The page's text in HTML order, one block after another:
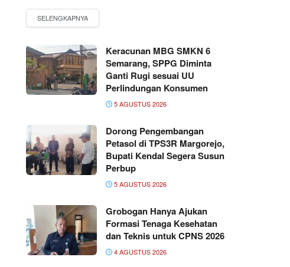
Keracunan MBG SMKN 6
Semarang, SPPG Diminta
Ganti Rugi sesuai UU
Perlindungan Konsumen
5 AGUSTUS 2026
Dorong Pengembangan
Petasol di TPS3R Margorejo,
Bupati Kendal Segera Susun
Perbup
5 AGUSTUS 2026
Grobogan Hanya Ajukan
Formasi Tenaga Kesehatan
dan Teknis untuk CPNS 2026
4 AGUSTUS 2026